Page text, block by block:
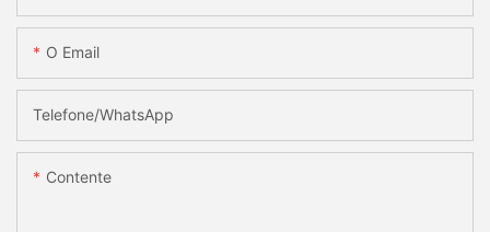
O Email
Telefone/whatsApp
Contente